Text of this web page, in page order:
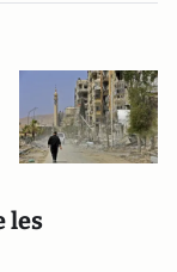
les